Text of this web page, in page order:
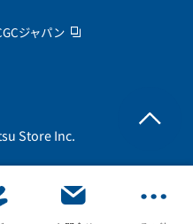
ジャパン
Store Inc.